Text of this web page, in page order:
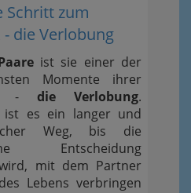
Schritt zum
- die Verlobung
ist sie einer der
Momente ihrer
- die Verlobung.
ist es ein langer und
Weg, bis die
Entscheidung
mit dem Partner
Lebens verbringen